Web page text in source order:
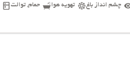
چشم انداز باغ تهویه هوا حمام, توالت